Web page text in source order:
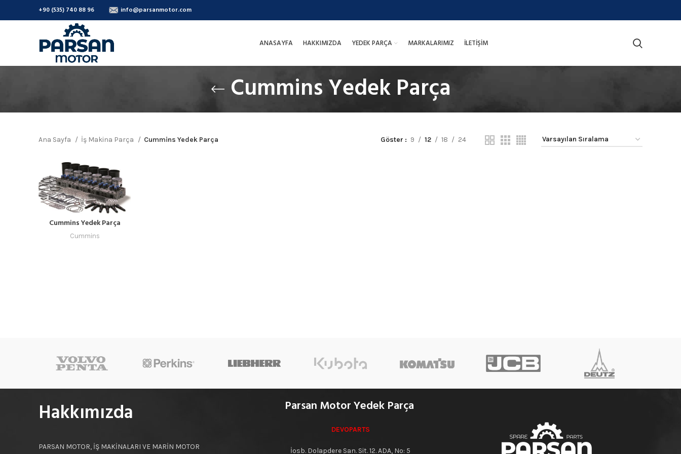
ANASAYFA HAKKIMIZDA YEDEK PARÇA MARKALARIMIZ İLETIŞIM
Cummins Yedek Parça
Ana Sayfa İş Makina Parça Cummins Yedek Parça Göster 9 12 18 24
Cummins Yedek Parça
Cummins
Hakkımızda
PARSAN MOTOR, İŞ MAKİNALARI VE MARİN MOTOR
Parsan Motor Yedek Parça
DEVOPARTS
İosb. Dolapdere San. Sit. 12. ADA, No: 5
+90 (535) 740 88 96 info@parsanmotor.com